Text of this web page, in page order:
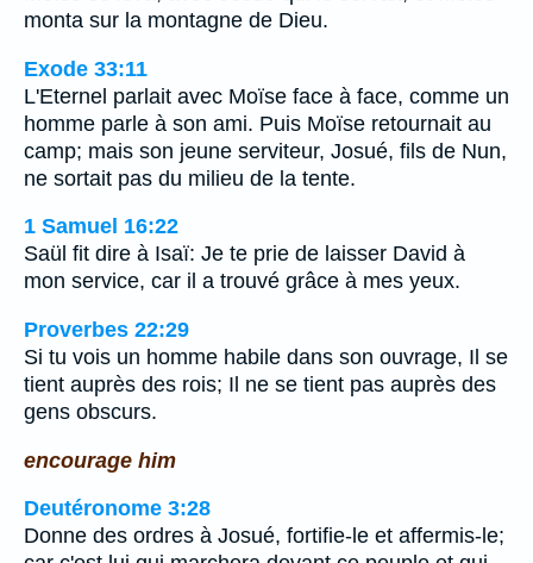
monta sur la montagne de Dieu.
Exode 33:11
L'Eternel parlait avec Moïse face à face, comme un
homme parle à son ami. Puis Moïse retournait au
camp; mais son jeune serviteur, Josué, fils de Nun,
ne sortait pas du milieu de la tente.
1 Samuel 16:22
Saül fit dire à Isaï: Je te prie de laisser David à
mon service, car il a trouvé grâce à mes yeux.
Proverbes 22:29
Si tu vois un homme habile dans son ouvrage, Il se
tient auprès des rois; Il ne se tient pas auprès des
gens obscurs.
encourage him
Deutéronome 3:28
Donne des ordres à Josué, fortifie-le et affermis-le;